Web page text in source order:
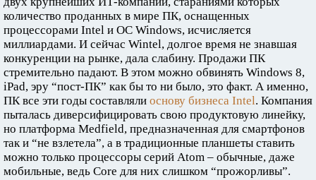
количество проданных в мире ПК, оснащенных
процессорами Intel и ОС Windows, исчисляется
миллиардами. И сейчас Wintel, долгое время не знавшая
конкуренции на рынке, дала слабину. Продажи ПК
стремительно падают. В этом можно обвинять Windows 8,
iPad, эру “пост-ПК” как бы то ни было, это факт. А именно,
ПК все эти годы составляли основу бизнеса Intel. Компания
пыталась диверсифицировать свою продуктовую линейку,
но платформа Medfield, предназначенная для смартфонов
так и “не взлетела”, а в традиционные планшеты ставить
можно только процессоры серий Atom – обычные, даже
мобильные, ведь Core для них слишком “прожорливы”.